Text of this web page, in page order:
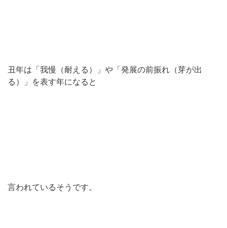
丑年は「我慢（耐える）」や「発展の前振れ（芽が出
る）」を表す年になると
言われているそうです。